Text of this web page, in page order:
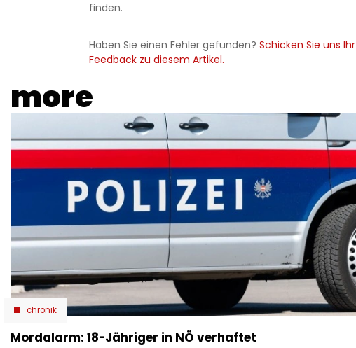
finden.
Haben Sie einen Fehler gefunden?Schicken Sie uns Ihr
Feedback zu diesem Artikel.
more
chronik
Mordalarm: 18-Jähriger in NÖ verhaftet